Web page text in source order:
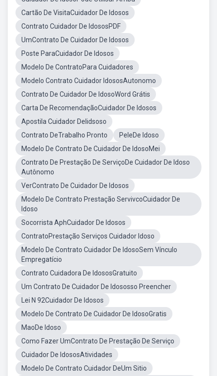
Cartão De VisitaCuidador De Idosos
Contrato Cuidador De IdososPDF
UmContrato De Cuidador De Idosos
Poste ParaCuidador De Idosos
Modelo De ContratoPara Cuidadores
Modelo Contrato Cuidador IdososAutonomo
Contrato De Cuidador De IdosoWord Grátis
Carta De RecomendaçãoCuidador De Idosos
Apostila Cuidador DeIidsoso
Contrato DeTrabalho Pronto
PeleDe Idoso
Modelo De Contrato De Cuidador De IdosoMei
Contrato De Prestação De ServiçoDe Cuidador De Idoso
Autônomo
VerContrato De Cuidador De Idosos
Modelo De Contrato Prestação ServivcoCuidador De
Idoso
Socorrista AphCuidador De Idosos
ContratoPrestação Serviços Cuidador Idoso
Modelo De Contrato Cuidador De IdosoSem Vínculo
Empregatício
Contrato Cuidadora De IdososGratuito
Um Contrato De Cuidador De Idososso Preencher
Lei N 92Cuidador De Idosos
Modelo De Contrato De Cuidador De IdosoGratis
MaoDe Idoso
Como Fazer UmContrato De Prestação De Serviço
Cuidador De IdososAtividades
Modelo De Contrato Cuidador DeUm Sitio